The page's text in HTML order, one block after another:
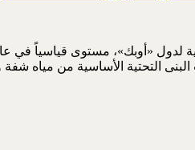
البنى التحتية الأساسية من مياه